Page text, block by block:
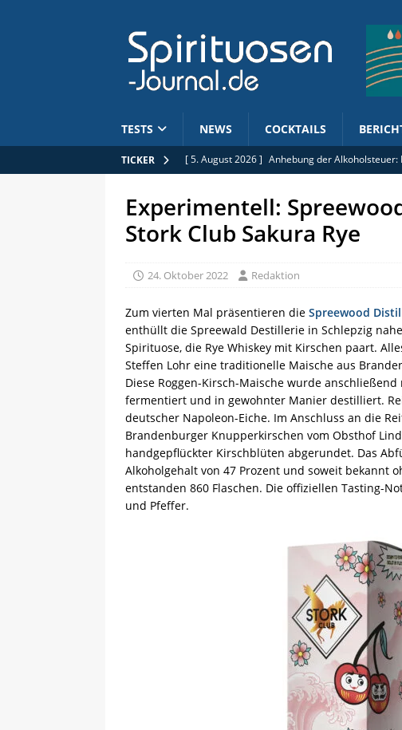
TESTS NEWS COCKTAILS
TICKER [ 5. August 2026 ] Anhebung der
[ 4. August 2026 ] Absolut Tabasco im Test:
[ 4. August 2026 ] Pre-Release: Wagemut PX-
[ 5. August 2026 ]
Experimentell:
Stork Club Sakura Rye
24. Oktober 2022 Redaktion
Zum vierten Mal präsentieren die Spreewood
enthüllt die Spreewald Destillerie in Schlepzig
Spirituose, die Rye Whiskey mit Kirschen paart.
Steffen Lohr eine traditionelle Maische aus
Diese Roggen-Kirsch-Maische wurde
fermentiert und in gewohnter Manier destilliert.
deutscher Napoleon-Eiche. Im Anschluss an die
Brandenburger Knupperkirschen vom Obsthof
handgepflückter Kirschblüten abgerundet. Das
Alkoholgehalt von 47 Prozent und soweit bekannt
entstanden 860 Flaschen. Die offiziellen Tasting-
und Pfeffer.